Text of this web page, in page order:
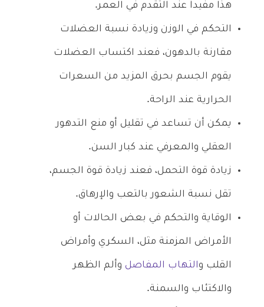
هذا مفيداً عند التقدم في العمر.
التحكم في الوزن وزيادة نسبة العضلات
مقارنة بالدهون، فعند اكتساب العضلات
يقوم الجسم بحرق المزيد من السعرات
الحرارية عند الراحة.
يمكن أن تساعد في تقليل أو منع التدهور
العقلي والمعرفي عند كبار السن.
زيادة قوة التحمل، فعند زيادة قوة الجسم،
تقل نسبة الشعور بالتعب والإرهاق.
الوقاية والتحكم في بعض الحالات أو
الأمراض المزمنة مثل، السكري وأمراض
القلب والتهاب المفاصل وألم الظهر
والاكتئاب والسمنة.